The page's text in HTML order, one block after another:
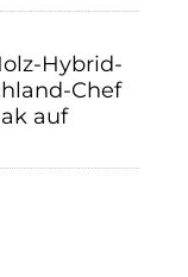
Hybrid-
Chef
auf